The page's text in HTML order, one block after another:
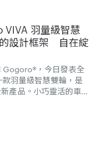
Gogoro®，今日發表全
羽量級智慧雙輪，是
產品。小巧靈活的車